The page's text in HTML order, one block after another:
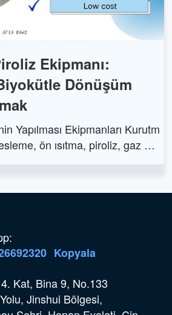
Ekipmanı:
Dönüşüm
Yapılması Ekipmanları Kurutm
ön ısıtma, piroliz, gaz ger
dönüşümü sunar.
Kopyala
Kat, Bina 9, No.133
Jinshui Bölgesi,